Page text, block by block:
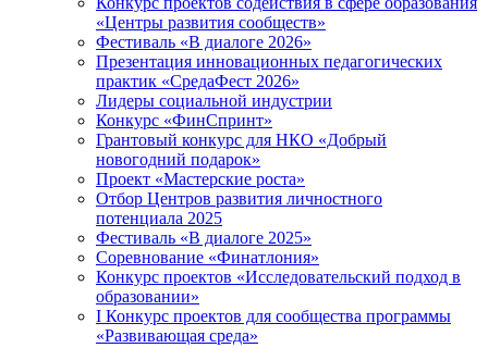
«Центры развития сообществ»
Фестиваль «В диалоге 2026»
Презентация инновационных педагогических
практик «СредаФест 2026»
Лидеры социальной индустрии
Конкурс «ФинСпринт»
Грантовый конкурс для НКО «Добрый
новогодний подарок»
Проект «Мастерские роста»
Отбор Центров развития личностного
потенциала 2025
Фестиваль «В диалоге 2025»
Соревнование «Финатлония»
Конкурс проектов «Исследовательский подход в
образовании»
I Конкурс проектов для сообщества программы
«Развивающая среда»